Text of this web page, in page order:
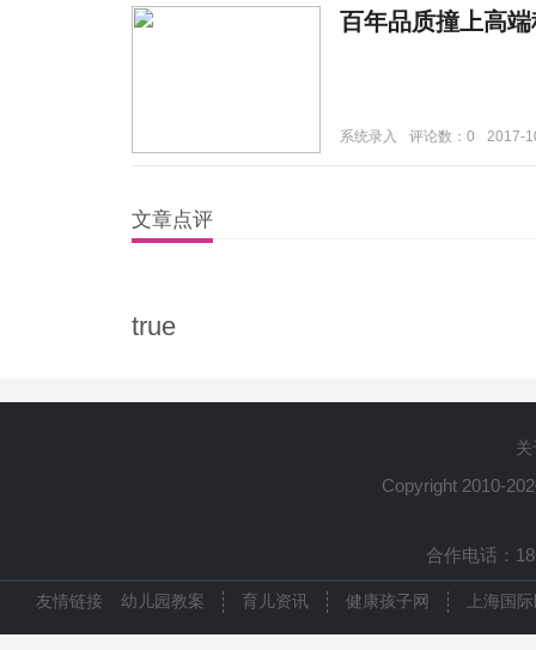
百年品质撞上高
系统录入 评论数：0 2017-
文章点评
true
Copyright 2010-
合作电话：
友情链接 幼儿园教案 育儿资讯 健康孩子网 上海国